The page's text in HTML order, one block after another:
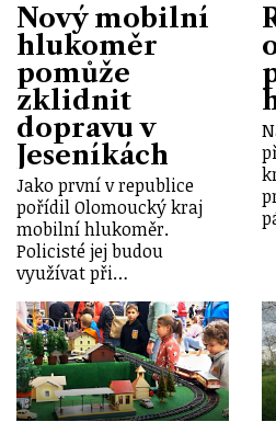
Nový mobilní
hlukoměr
pomůže
zklidnit
dopravu v
Jeseníkách
Jako první v republice
pořídil Olomoucký kraj
mobilní hlukoměr.
Policisté jej budou
využívat při…